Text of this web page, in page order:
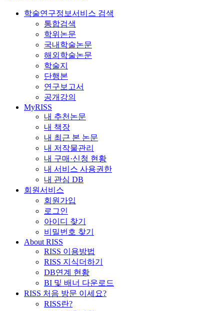
학술연구정보서비스 검색
통합검색
학위논문
국내학술논문
해외학술논문
학술지
단행본
연구보고서
공개강의
MyRISS
내 추천논문
내 책장
내 최근 본 논문
내 저작물관리
내 구매·신청 현황
내 서비스 사용권한
내 관심 DB
회원서비스
회원가입
로그인
아이디 찾기
비밀번호 찾기
About RISS
RISS 이용방법
RISS 지식더하기
DB연계 현황
BI 및 배너 다운로드
RISS 처음 방문 이세요?
RISS란?